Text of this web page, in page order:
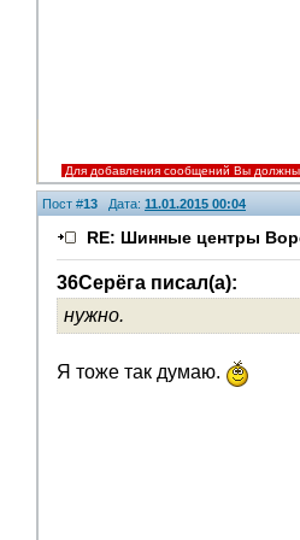
Для добавления сообщений Вы должны
Пост #13 Дата: 11.01.2015 00:04
RE: Шинные центры
36Серёга писал(а):
нужно.
Я тоже так думаю.